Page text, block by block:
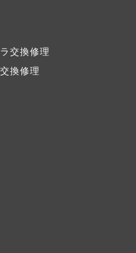
交換修理
換修理